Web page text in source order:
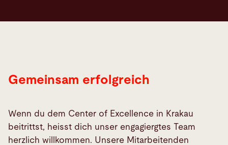
Gemeinsam erfolgreich
Wenn du dem Center of Excellence in Krakau
beitrittst, heisst dich unser engagiergtes Team
herzlich willkommen. Unsere Mitarbeitenden